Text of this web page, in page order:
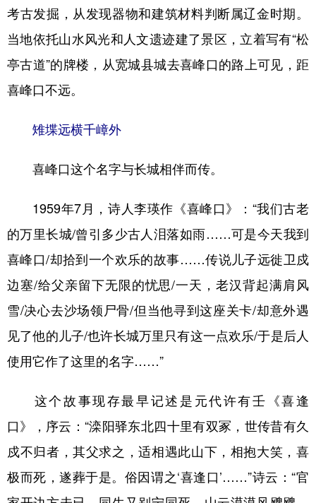
考古发掘，从发现器物和建筑材料判断属辽金时期。
当地依托山水风光和人文遗迹建了景区，立着写有“松
亭古道”的牌楼，从宽城县城去喜峰口的路上可见，距
喜峰口不远。
雉堞远横千嶂外
喜峰口这个名字与长城相伴而传。
1959年7月，诗人李瑛作《喜峰口》：“我们古老
的万里长城/曾引多少古人泪落如雨……可是今天我到
喜峰口/却拾到一个欢乐的故事……传说儿子远徙卫戍
边塞/给父亲留下无限的忧思/一天，老汉背起满肩风
雪/决心去沙场领尸骨/但当他寻到这座关卡/却意外遇
见了他的儿子/也许长城万里只有这一点欢乐/于是后人
使用它作了这里的名字……”
这个故事现存最早记述是元代许有壬《喜逢
口》，序云：“滦阳驿东北四十里有双冢，世传昔有久
戍不归者，其父求之，适相遇此山下，相抱大笑，喜
极而死，遂葬于是。俗因谓之‘喜逢口’……”诗云：“官